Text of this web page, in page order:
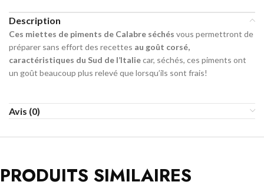
Description
Ces miettes de piments de Calabre séchés vous permettront de
préparer sans effort des recettes au goût corsé,
caractéristiques du Sud de l’Italiecar, séchés, ces piments ont
un goût beaucoup plus relevé que lorsqu’ils sont frais!
Avis (0)
PRODUITS SIMILAIRES